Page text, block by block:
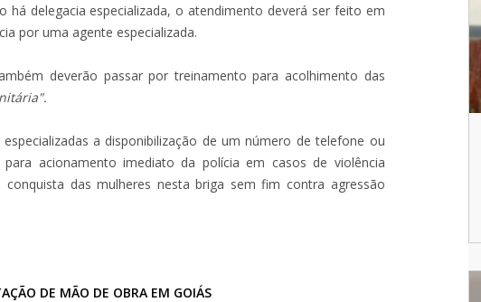
há delegacia especializada, o atendimento deverá ser feito em
por uma agente especializada.
deverão passar por treinamento para acolhimento das
a disponibilização de um número de telefone ou
acionamento imediato da polícia em casos de violência
das mulheres nesta briga sem fim contra agressão
DE MÃO DE OBRA EM GOIÁS